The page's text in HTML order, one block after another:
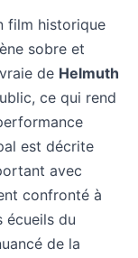
film historique
sobre et
de Helmuth
ce qui rend
est décrite
avec
confronté à
écueils du
de la